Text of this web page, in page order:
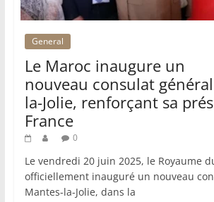
General
Le Maroc inaugure un
nouveau consulat
la-Jolie, renforçant sa
France
0
Le vendredi 20 juin 2025, le Royaume
officiellement inauguré un nouveau
Mantes-la-Jolie, dans la